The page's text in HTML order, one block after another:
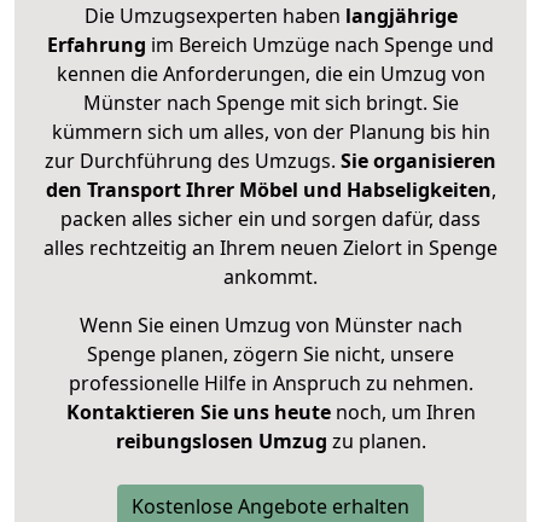
Die Umzugsexperten haben langjährige
Erfahrung im Bereich Umzüge nach Spenge und
kennen die Anforderungen, die ein Umzug von
Münster nach Spenge mit sich bringt. Sie
kümmern sich um alles, von der Planung bis hin
zur Durchführung des Umzugs. Sie organisieren
den Transport Ihrer Möbel und Habseligkeiten,
packen alles sicher ein und sorgen dafür, dass
alles rechtzeitig an Ihrem neuen Zielort in Spenge
ankommt.
Wenn Sie einen Umzug von Münster nach
Spenge planen, zögern Sie nicht, unsere
professionelle Hilfe in Anspruch zu nehmen.
Kontaktieren Sie uns heutenoch, um Ihren
reibungslosen Umzug zu planen.
Kostenlose Angebote erhalten